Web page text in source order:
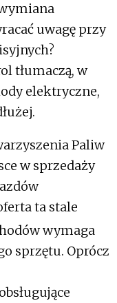
uwagę przy
tłumaczą, w
elektryczne,
Paliw
w sprzedaży
ta stale
wymaga
sprzętu. Oprócz